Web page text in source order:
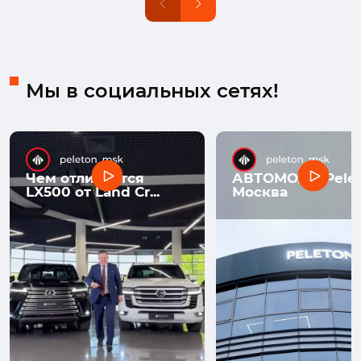
Мы в социальных сетях!
Чем отличается
LX500 от Land Cr...
АВТОМОЛЛ
Москва